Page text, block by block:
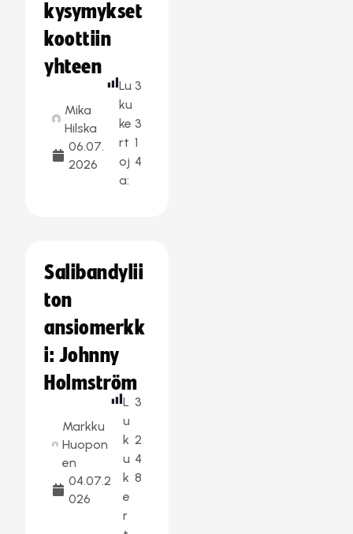
kysymykset
koottiin
yhteen
Mika
Hilska
06.07.
2026
Lu
ku
ke
rt
oj
a:
3
3
1
4
Salibandylii
ton
ansiomerkk
i: Johnny
Holmström
Markku
Huopon
en
04.07.2
026
L
u
k
u
k
e
r
3
2
4
8